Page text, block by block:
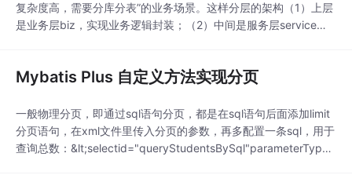
复杂度高，需要分库分表”的业务场景。这样分层的架构（1）上层
是业务层biz，实现业务逻辑封装；（2）中间是服务层service，
无法容纳，需要数据库扩容，这里选择2台—扩容到3台的模式，
Mybatis Plus 自定义方法实现分页
一般物理分页，即通过sql语句分页，都是在sql语句后面添加limit
分页语句，在xml文件里传入分页的参数，再多配置一条sql，用于
查询总数：&lt;selectid="queryStudentsBySql"parameterType